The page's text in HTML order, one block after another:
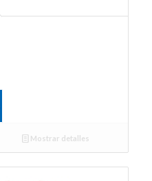
Mostrar detalles